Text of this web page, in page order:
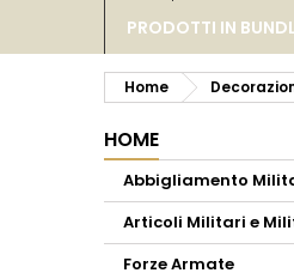
PRODOTTI IN
Home
HOME
Abbigliamento
Articoli Militari e
Forze Armate